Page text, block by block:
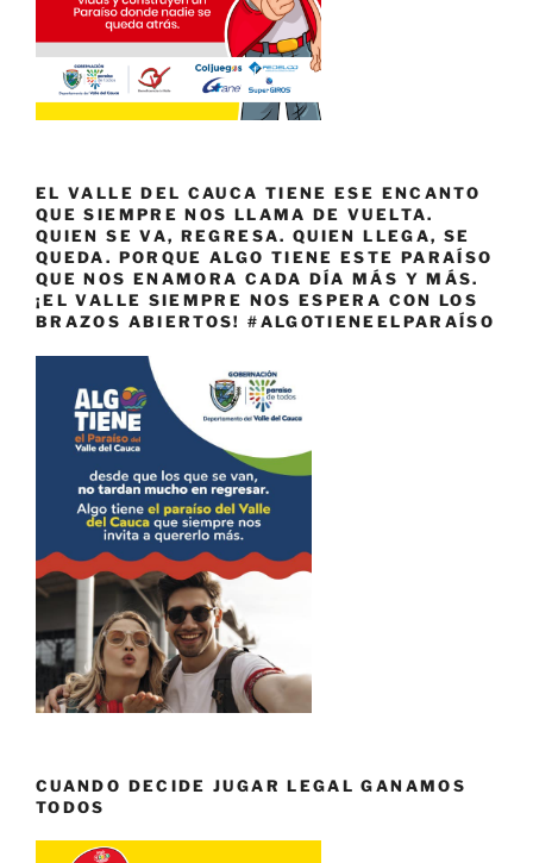
EL VALLE DEL CAUCA TIENE ESE ENCANTO
QUE SIEMPRE NOS LLAMA DE VUELTA.
QUIEN SE VA, REGRESA. QUIEN LLEGA, SE
QUEDA. PORQUE ALGO TIENE ESTE PARAÍSO
QUE NOS ENAMORA CADA DÍA MÁS Y MÁS.
¡EL VALLE SIEMPRE NOS ESPERA CON LOS
BRAZOS ABIERTOS! #ALGOTIENEELPARAÍSO
CUANDO DECIDE JUGAR LEGAL GANAMOS
TODOS